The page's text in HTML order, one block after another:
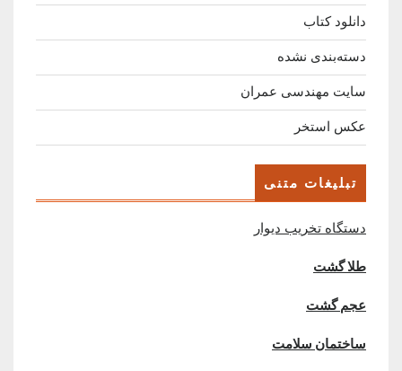
دانلود کتاب
دسته‌بندی نشده
سایت مهندسی عمران
عکس استخر
تبلیغات متنی
دستگاه تخریب دیوار
طلا گشت
عجم گشت
ساختمان سلامت